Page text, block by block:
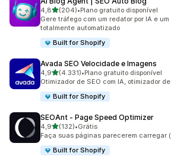
4,8de 5 estrelas
(204)
204 avaliações ao todo
•Plano gratuito disponível
Gere tráfego com um redator por IA e
totalmente automatizado
Built for Shopify
Avada SEO Velocidade e Imagens
4,9de 5 estrelas
(4.331)
4331 avaliações ao todo
•Plano gratuito disponível
Otimizador de SEO com IA, otimizador
Built for Shopify
SEOAnt ‑ Page Speed Optimizer
4,9de 5 estrelas
(132)
132 avaliações ao todo
•Grátis
Faça suas páginas parecerem
Built for Shopify